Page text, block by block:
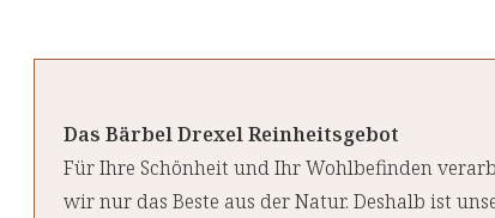
Das Bärbel Drexel Reinheitsgebot
Für Ihre Schönheit und Ihr Wohlbefinden
wir nur das Beste aus der Natur. Deshalb ist